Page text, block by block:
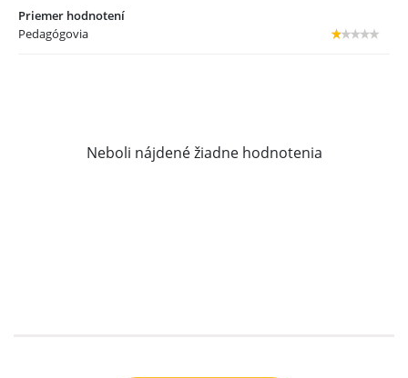
Priemer hodnotení
Pedagógovia
Neboli nájdené žiadne hodnotenia